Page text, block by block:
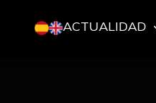
ACTUALIDAD